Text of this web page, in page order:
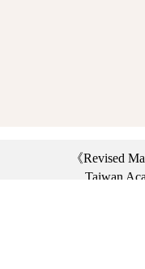
《Revised
Taiwan